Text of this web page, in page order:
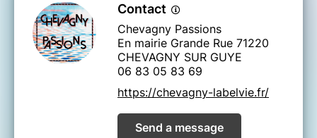
Contact
Chevagny Passions
En mairie Grande Rue 71220
CHEVAGNY SUR GUYE
06 83 05 83 69
https://chevagny-labelvie.fr/
Send a message